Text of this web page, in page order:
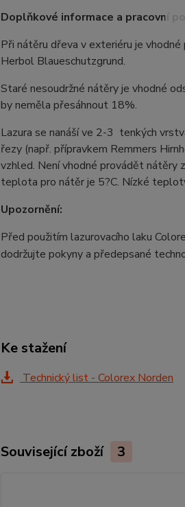
Doplňkové informace a pracovní
Při nátěru dřeva v exteriéru je
Herbol Blaueschutzgrund.
Staré nesoudržné nátěry je vhodné
by neměla přesáhnout 18%.
Lazura se nanáší ve 2-3 tenkých
řezy (např. přípravkem Remmers
vzhled. Není vhodné provádět nátěry
teplota pro nátěr je 5?C. Nízké
Upozornění:
Před použitím lazurovacího laku
dodržujte pokyny a předepsané
Ke stažení
Technický list - Colorex Norden
Související zboží 3